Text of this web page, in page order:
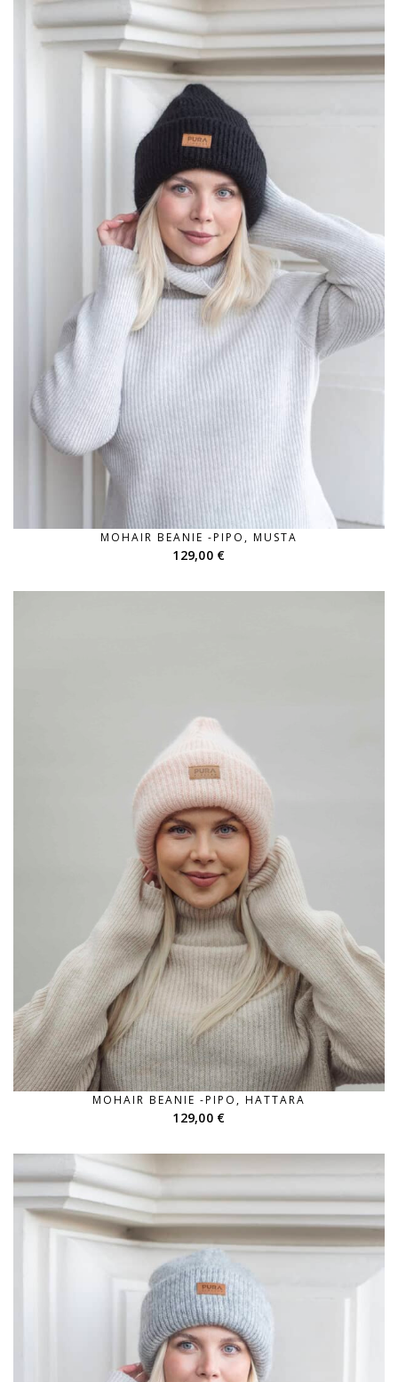
MOHAIR BEANIE -PIPO, MUSTA
129,00 €
MOHAIR BEANIE -PIPO, HATTARA
129,00 €